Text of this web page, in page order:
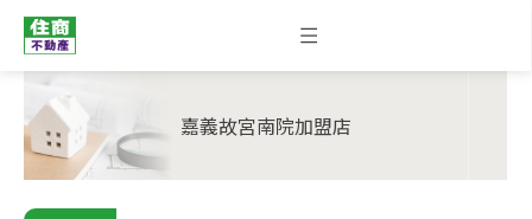
嘉義故宮南院加盟店